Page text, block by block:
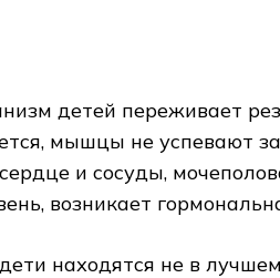
детей переживает
мышцы не успевают
и сосуды,
возникает
находятся не в